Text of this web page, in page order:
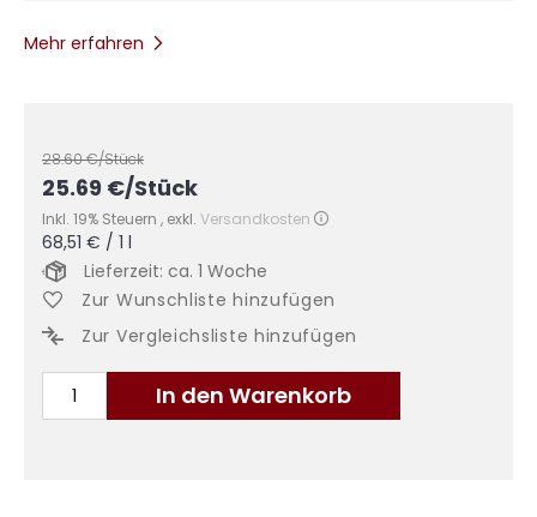
Mehr erfahren
28.60€/Stück
25.69 €/Stück
Inkl. 19% Steuern , exkl. Versandkosten
68,51 € / 1 l
In den Warenkorb
Lieferzeit: ca. 1 Woche
Zur Wunschliste hinzufügen
Zur Vergleichsliste hinzufügen